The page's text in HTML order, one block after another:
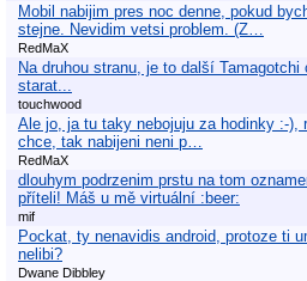
Mobil nabijim pres noc denne, pokud
stejne. Nevidim vetsi problem. (Z…
RedMaX
Na druhou stranu, je to další
starat...
touchwood
Ale jo, ja tu taky nebojuju za hodinky :-
chce, tak nabijeni neni p…
RedMaX
dlouhym podrzenim prstu na tom
příteli! Máš u mě virtuální :beer:
mif
Pockat, ty nenavidis android, protoze ti
nelibi?
Dwane Dibbley